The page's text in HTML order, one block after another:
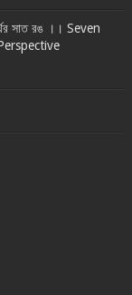
সাত রঙ ।। Seven